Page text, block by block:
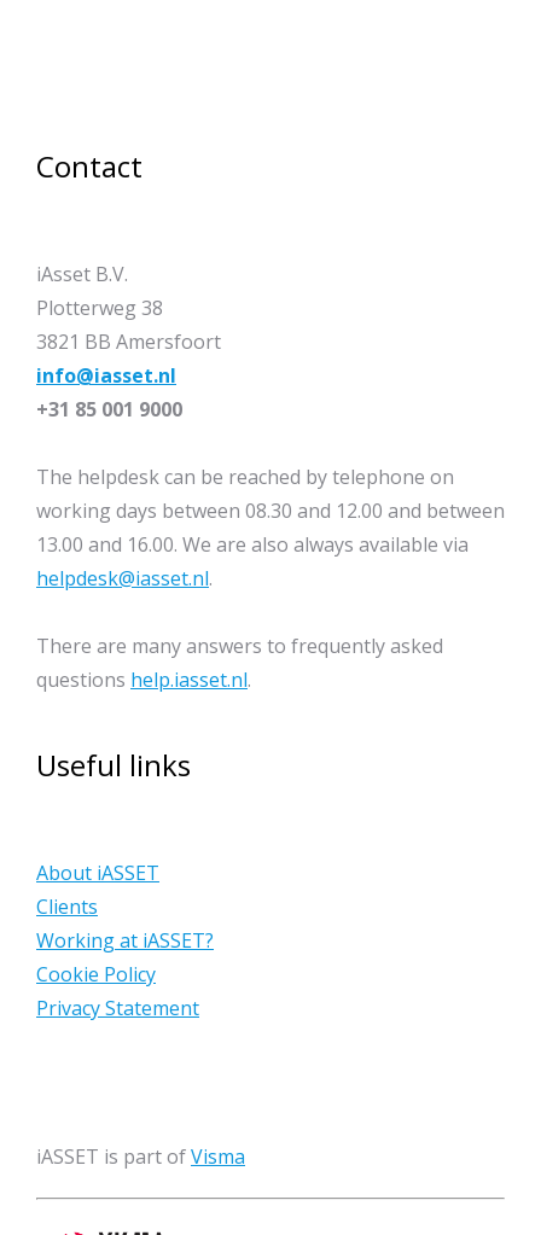
Contact
iAsset B.V.
Plotterweg 38
3821 BB Amersfoort
info@iasset.nl
+31 85 001 9000
The helpdesk can be reached by telephone on
working days between 08.30 and 12.00 and between
13.00 and 16.00. We are also always available via
helpdesk@iasset.nl.
There are many answers to frequently asked
questions help.iasset.nl.
Useful links
About iASSET
Clients
Working at iASSET?
Cookie Policy
Privacy Statement
iASSET is part ofVisma